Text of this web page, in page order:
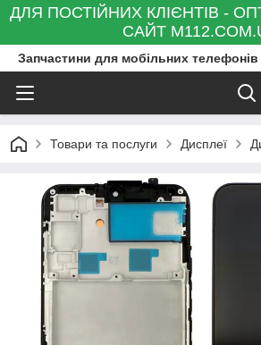
ДЛЯ ПОСТІЙНИХ КЛІЄНТІВ -
САЙТ
Запчастини для мобільних телефонів
Товари та послуги Дисплеї